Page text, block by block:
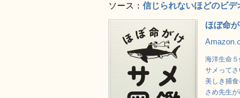
ソース： 信じられないほどのビ
ほぼ命
海洋生命
サメってさ
美しき捕
さめ先生